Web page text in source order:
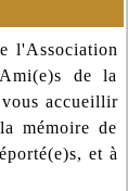
l'Association
de la
accueillir
mémoire de
et à